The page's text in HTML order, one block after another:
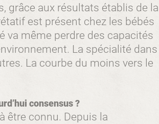
grâce aux résultats établis de la
est présent chez les bébés
va même perdre des capacités
La spécialité dans
La courbe du moins vers le
consensus ?
être connu. Depuis la